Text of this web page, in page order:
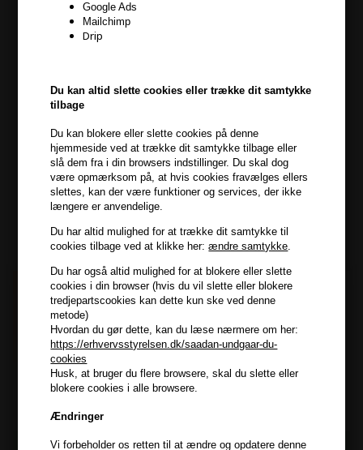
Google Ads
Mailchimp
Drip
Du kan altid slette cookies eller trække dit samtykke
tilbage
Du kan blokere eller slette cookies på denne
hjemmeside ved at trække dit samtykke tilbage eller
slå dem fra i din browsers indstillinger. Du skal dog
være opmærksom på, at hvis cookies fravælges ellers
slettes, kan der være funktioner og services, der ikke
længere er anvendelige.
Du har altid mulighed for at trække dit samtykke til
cookies tilbage ved at klikke her:ændre samtykke
Du har også altid mulighed for at blokere eller slette
cookies i din browser (hvis du vil slette eller blokere
tredjepartscookies kan dette kun ske ved denne
metode)
Hvordan du gør dette, kan du læse nærmere om her:
https://erhvervsstyrelsen.dk/saadan-undgaar-du-
cookies
Husk, at bruger du flere browsere, skal du slette eller
blokere cookies i alle browsere.
Ændringer
Vi forbeholder os retten til at ændre og opdatere denne
Kundeservice
7800 Skive
CVR: 44874253
kundeservice@hair247.dk
Tlf. 23839799 (hverdage 9-14)
Modtag tilbud mm
Tilmeld dig nyhedsbrev - du kan altid afmelde det igen.
TILMELD
ConsentJeg accepterer vilkår og betingelser.
Husk at vi har